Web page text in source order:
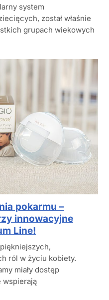
system
został właśnie
grupach wiekowych
pokarmu –
innowacyjne
Line!
ról w życiu kobiety.
miały dostęp
wspierają